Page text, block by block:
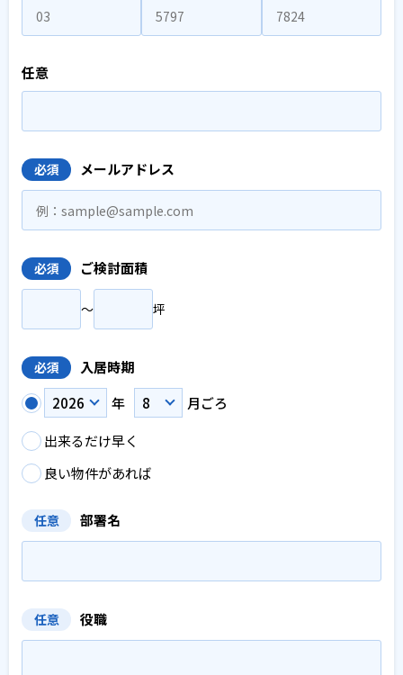
任意
必須 メールアドレス
必須 ご検討面積
〜 坪
必須
入居時期
年
月ごろ
出来るだけ早く
良い物件があれば
任意 部署名
任意 役職